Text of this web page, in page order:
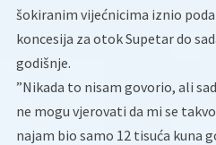
šokiranim vijećnicima iznio
koncesija za otok Supetar do
godišnje.
”Nikada to nisam govorio, ali
ne mogu vjerovati da mi se
najam bio samo 12 tisuća kuna